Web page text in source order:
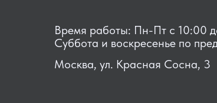
Время работы: Пн-Пт с 10:00
Суббота и воскресенье по
Москва, ул. Красная Сосна, 3